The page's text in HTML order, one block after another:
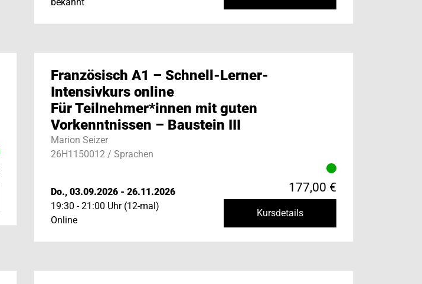
bekannt
Französisch A1 – Schnell-Lerner-
Intensivkurs online
Für Teilnehmer*innen mit guten
Vorkenntnissen – Baustein III
Marion Seizer
26H1150012 / Sprachen
Do., 03.09.2026 - 26.11.2026
19:30 - 21:00 Uhr (12-mal)
Online
177,00 €
Kursdetails